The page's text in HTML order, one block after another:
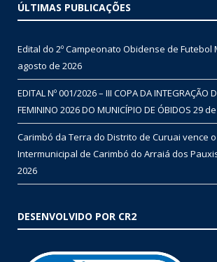
ÚLTIMAS PUBLICAÇÕES
Edital do 2º Campeonato Obidense de Futebol
agosto de 2026
EDITAL Nº 001/2026 – III COPA DA INTEGRAÇÃO
FEMININO 2026 DO MUNICÍPIO DE ÓBIDOS 29
Carimbó da Terra do Distrito de Curuai vence o
Intermunicipal de Carimbó do Arraiá dos
2026
DESENVOLVIDO POR CR2